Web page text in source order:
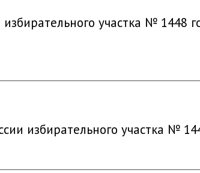
участка № 1448
избирательного участка №